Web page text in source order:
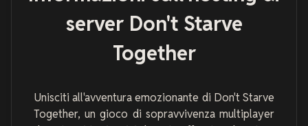
server Don't Starve
Together
Unisciti all'avventura emozionante di Don't Starve
Together, un gioco di sopravvivenza multiplayer